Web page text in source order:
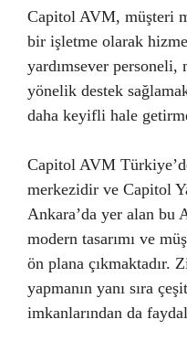
Capitol AVM, müşteri
bir işletme olarak
yardımsever personeli,
yönelik destek
daha keyifli hale
Capitol AVM
merkezidir ve Capitol
Ankara’da yer alan bu
modern tasarımı ve
ön plana çıkmaktadır.
yapmanın yanı sıra
imkanlarından da